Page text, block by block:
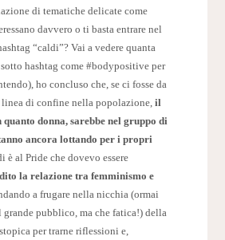
di tematiche delicate come
davvero o ti basta entrare nel
“caldi”? Vai a vedere quanta
hashtag come #bodypositive per
ho concluso che, se ci fosse da
linea di confine nella popolazione,il
quanto donna, sarebbe nel gruppo di
ancora lottando per i propri
è al Pride che dovevo essere
la relazione tra femminismo e
a frugare nella nicchia (ormai
grande pubblico, ma che fatica!) della
per trarne riflessioni e,